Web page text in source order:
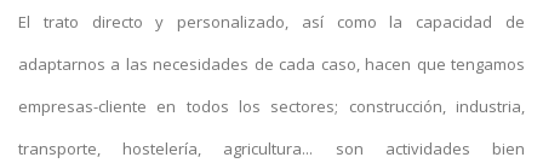
El trato directo y personalizado, así como la capacidad de
adaptarnos a las necesidades de cada caso, hacen que tengamos
empresas-cliente en todos los sectores; construcción, industria,
transporte, hostelería, agricultura... son actividades bien